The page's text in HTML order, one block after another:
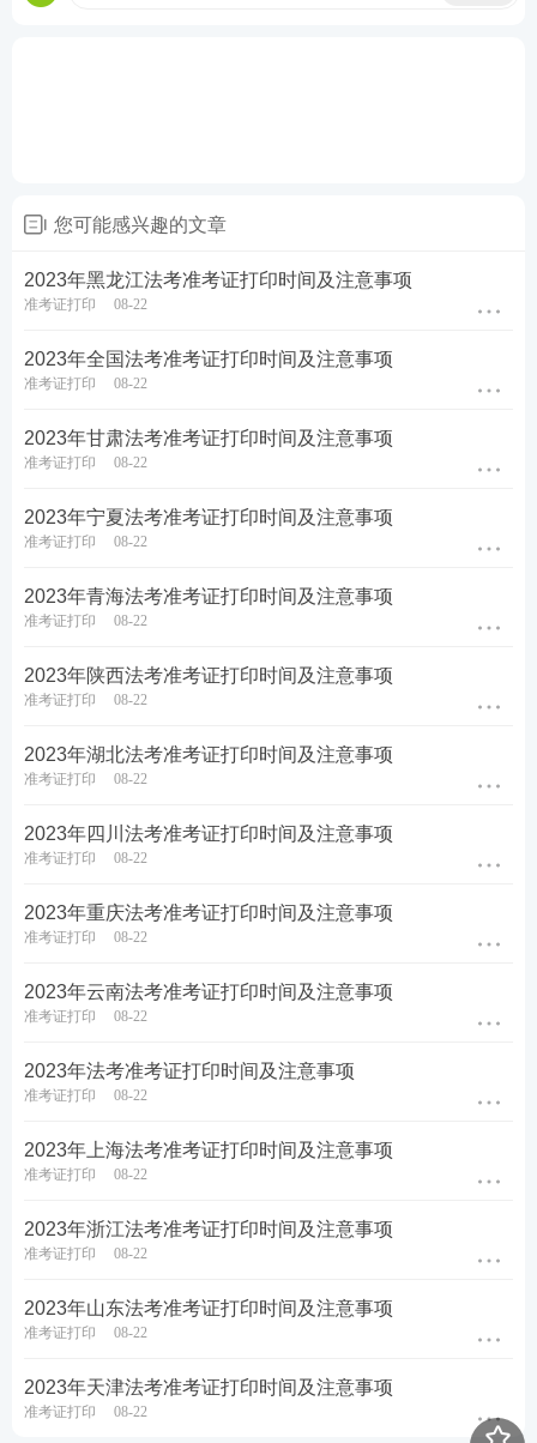
量和报考人数确定应试人员考试批次，分为9月16
日、17日共两个批次，应试人员参加其中的一个批次
考试。具体为：
第1批次考试时间：
试卷二：9月16日14:30—17:30，考试时间180分钟。
第2批次考试时间：
试卷二：9月17日14:30—17:30，考试时间180分钟。
2023年法考至尊班
2023法考至尊班新考季火热招生： 班主任全程陪伴
班督学辅导、八科
念，训练法律逻辑，形成法律思维
强化巩固考点，归纳总结每个考点出题方
第三轮复习：【高频考点带背】集中攻克高
频得分考点，考前15页纸+音频磨耳朵,达到
背诵的熟练度
第四轮复习：【
考前1个
月冲刺接力，集中突破主观题知识点
主观题锁分技巧，硬核通关
顺利突破合格线
您可能感兴趣的文章
2023年黑龙江法考准考证打印时间及注意事项
准考证打印 08-22
2023年全国法考准考证打印时间及注意事项
准考证打印 08-22
2023年甘肃法考准考证打印时间及注意事项
准考证打印 08-22
2023年宁夏法考准考证打印时间及注意事项
准考证打印 08-22
2023年青海法考准考证打印时间及注意事项
准考证打印 08-22
2023年陕西法考准考证打印时间及注意事项
准考证打印 08-22
2023年湖北法考准考证打印时间及注意事项
准考证打印 08-22
2023年四川法考准考证打印时间及注意事项
准考证打印 08-22
2023年重庆法考准考证打印时间及注意事项
准考证打印 08-22
2023年云南法考准考证打印时间及注意事项
准考证打印 08-22
2023年法考准考证打印时间及注意事项
准考证打印 08-22
2023年上海法考准考证打印时间及注意事项
准考证打印 08-22
2023年浙江法考准考证打印时间及注意事项
准考证打印 08-22
2023年山东法考准考证打印时间及注意事项
准考证打印 08-22
2023年天津法考准考证打印时间及注意事项
准考证打印 08-22